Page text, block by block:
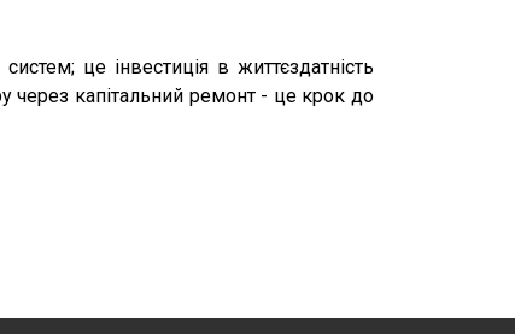
це інвестиція в життєздатність
через капітальний ремонт - це крок до